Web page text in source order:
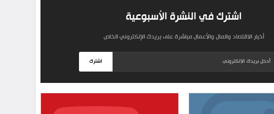
اشترك في النشرة الأسبوعية
أخبار الاقتصاد والمال والأعمال مباشرة على بريدك الإلكتروني الخاص
اشترك